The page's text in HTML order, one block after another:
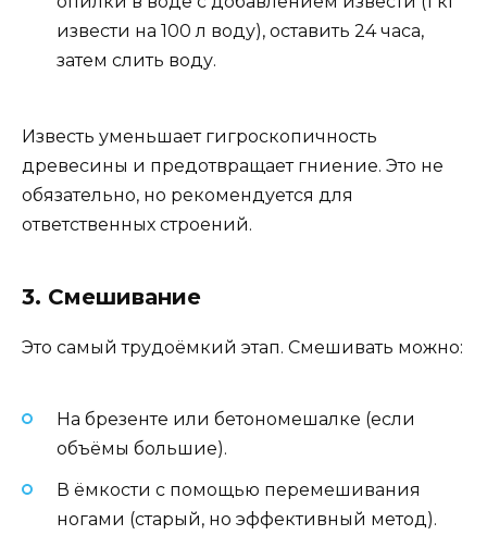
извести на 100 л воду), оставить 24 часа,
затем слить воду.
Известь уменьшает гигроскопичность
древесины и предотвращает гниение. Это не
обязательно, но рекомендуется для
ответственных строений.
3. Смешивание
Это самый трудоёмкий этап. Смешивать можно:
На брезенте или бетономешалке (если
объёмы большие).
В ёмкости с помощью перемешивания
ногами (старый, но эффективный метод).